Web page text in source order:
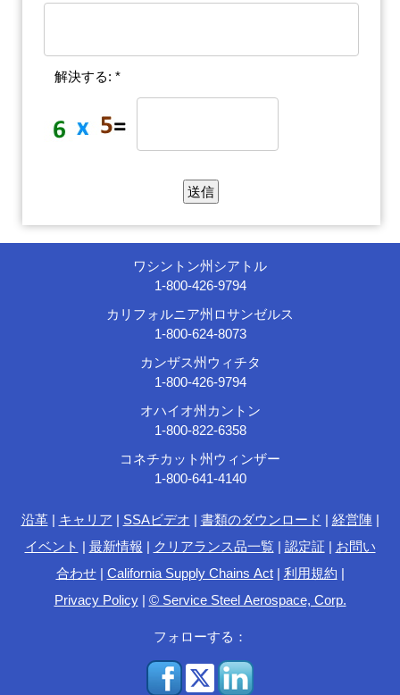
解決する: *
ワシントン州シアトル
1-800-426-9794
カリフォルニア州ロサンゼルス
1-800-624-8073
カンザス州ウィチタ
1-800-426-9794
オハイオ州カントン
1-800-822-6358
コネチカット州ウィンザー
1-800-641-4140
沿革| キャリア | SSAビデオ | 書類のダウンロード | 経営陣|
イベント | 最新情報 | クリアランス品一覧 | 認定証 | お問い
合わせ| California Supply Chains Act| 利用規約 |
Privacy Policy| © Service Steel Aerospace, Corp.
フォローする：